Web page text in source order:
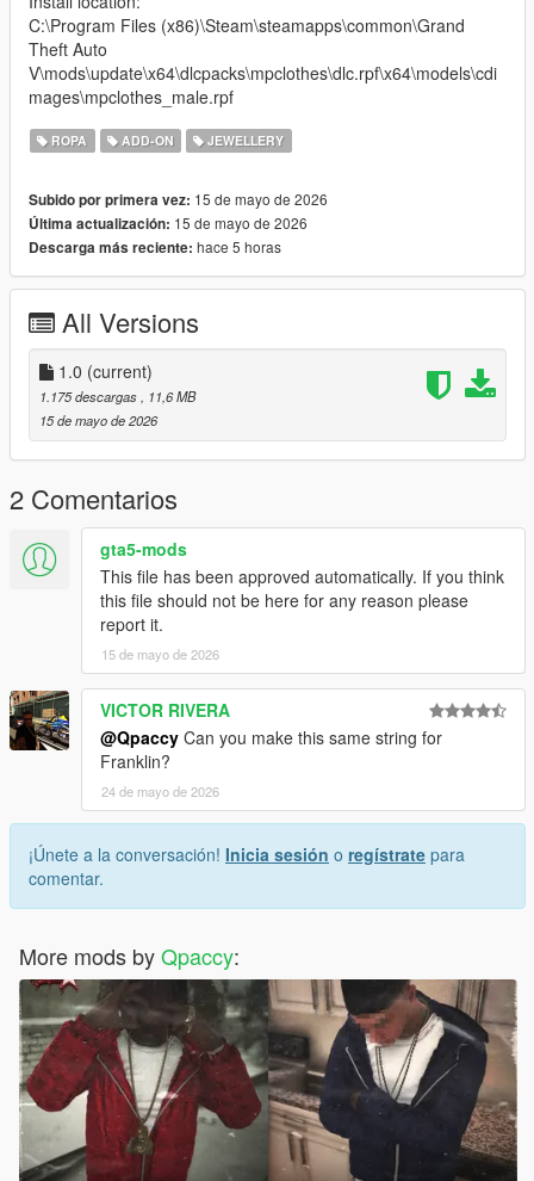
C:\Program Files (x86)\Steam\steamapps\common\Grand
Theft Auto
V\mods\update\x64\dlcpacks\mpclothes\dlc.rpf\x64\models\cdi
mages\mpclothes_male.rpf
ROPA ADD-ON JEWELLERY
Subido por primera vez: 15 de mayo de 2026
Última actualización: 15 de mayo de 2026
Descarga más reciente: hace 5 horas
All Versions
1.0 (current)
1.175 descargas, 11,6 MB
15 de mayo de 2026
2 Comentarios
gta5-mods
This file has been approved automatically. If you think
this file should not be here for any reason please
report it.
15 de mayo de 2026
VICTOR RIVERA
@Qpaccy Can you make this same string for
Franklin?
24 de mayo de 2026
¡Únete a la conversación! Inicia sesión o regístrate para
comentar.
More mods byQpaccy: